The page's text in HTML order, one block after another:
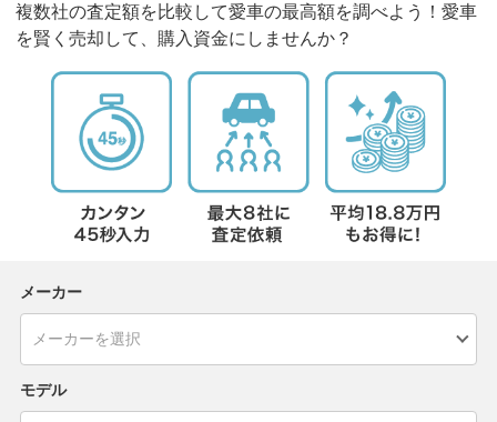
複数社の査定額を比較して愛車の最高額を調べよう！愛車
を賢く売却して、購入資金にしませんか？
メーカー
モデル